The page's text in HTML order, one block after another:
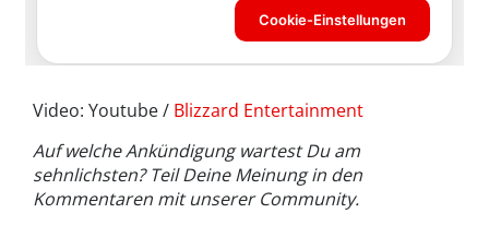
Video: Youtube / Blizzard Entertainment
Auf welche Ankündigung wartest Du am
sehnlichsten? Teil Deine Meinung in den
Kommentaren mit unserer Community.